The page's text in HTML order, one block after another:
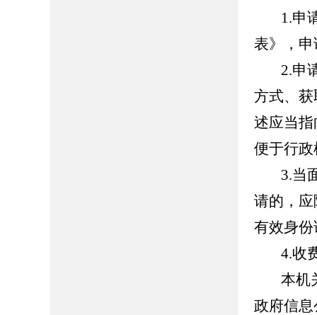
1.申
表》，
2.申
方式、
述应当
便于行
3.当
请的，
有效身
4.收
本机
政府信